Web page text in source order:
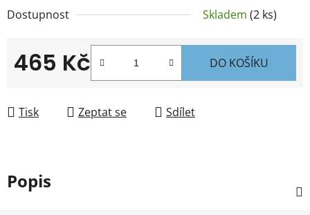
Dostupnost Skladem (2 ks)
465 Kč DO KOŠÍKU
Tisk Zeptat se Sdílet
Popis